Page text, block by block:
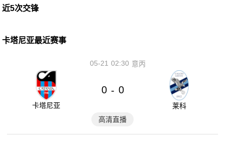
近5次交锋
卡塔尼亚最近赛事
02:30
05-21 意丙
卡塔尼亚
0 - 0
莱科
高清直播